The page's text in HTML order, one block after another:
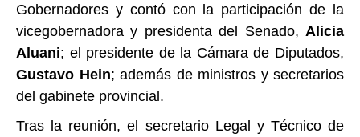
Gobernadores y contó con la participación de la
vicegobernadora y presidenta del Senado, Alicia
Aluani; el presidente de la Cámara de Diputados,
Gustavo Hein; además de ministros y secretarios
del gabinete provincial.
Tras la reunión, el secretario Legal y Técnico de